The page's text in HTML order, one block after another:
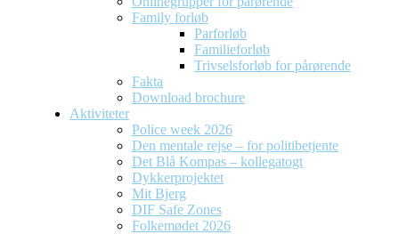
Family forløb
Parforløb
Familieforløb
Trivselsforløb for pårørende
Fakta
Download brochure
Aktiviteter
Police week 2026
Den mentale rejse – for politibetjente
Det Blå Kompas – kollegatogt
Dykkerprojektet
Mit Bjerg
DIF Safe Zones
Folkemødet 2026